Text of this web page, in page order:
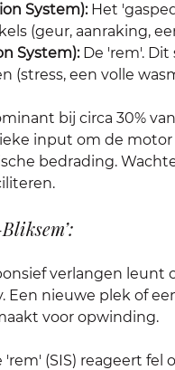
System): Het
(geur, aanraking,
System): De 'rem'.
(stress, een volle
bij circa 30%
input om de
bedrading.
verlangen leunt
Een nieuwe plek of
voor opwinding.
'rem' (SIS) reageert fel